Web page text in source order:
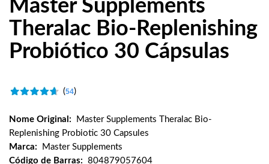
Master Supplements
Theralac Bio-Replenishing
Probiótico 30 Cápsulas
(54)
Nome Original:
Master Supplements Theralac Bio-
Replenishing Probiotic 30 Capsules
Marca:
Master Supplements
Código de Barras: 804879057604